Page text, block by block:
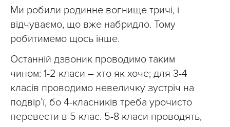
Ми робили родинне вогнище тричі, і
відчуваємо, що вже набридло. Тому
робитимемо щось інше.
Останній дзвоник проводимо таким
чином: 1-2 класи – хто як хоче; для 3-4
класів проводимо невеличку зустріч на
подвір’ї, бо 4-класників треба урочисто
перевести в 5 клас. 5-8 класи проводять,